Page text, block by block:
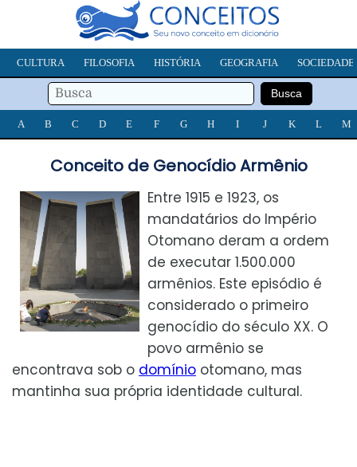
CULTURA FILOSOFIA HISTÓRIA GEOGRAFIA SOCIEDADE
A B C D E F G H I J K L M
Conceito de Genocídio Armênio
Entre 1915 e 1923, os
mandatários do Império
Otomano deram a ordem
de executar 1.500.000
armênios. Este episódio é
considerado o primeiro
genocídio do século XX. O
povo armênio se
encontrava sob o domínio otomano, mas
mantinha sua própria identidade cultural.